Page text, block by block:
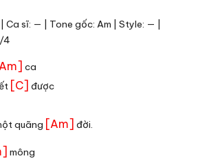
Ca sĩ: — | Tone gốc: Am | Style: — |
4
ca
[C] được
quãng [Am] đời.
mông